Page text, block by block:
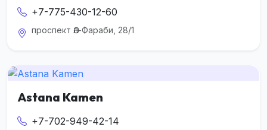
+7-775-430-12-60
проспект Әл-Фараби, 28/1
Astana Kamen
+7-702-949-42-14